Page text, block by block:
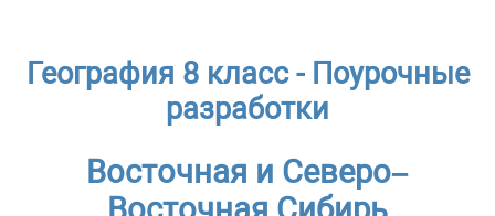
География 8 класс - Поурочные
разработки
Восточная и Северо–